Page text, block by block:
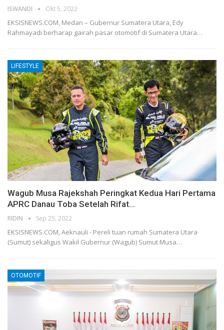
ISWANDI Okt 5, 2022
EKSISNEWS.COM, Medan – Gubernur Sumatera Utara, Edy
Rahmayadi berharap gairah pasar otomotif di Sumatera Utara…
LIFESTYLE
Wagub Musa Rajekshah Peringkat Kedua Hari Pertama
APRC Danau Toba Setelah Rifat…
RIDIN Sep 25, 2022
EKSISNEWS.COM, Aeknauli - Pereli tuan rumah Sumatera Utara
(Sumut) sekaligus Wakil Gubernur (Wagub) Sumut Musa…
OTOMOTIF